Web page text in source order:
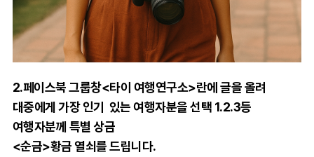
2.페이스북 그룹창<타이 여행연구소>란에 글을 올려
대중에게 가장 인기 있는 여행자분을 선택 1.2.3등
여행자분께 특별 상금
<순금>황금 열쇠를 드립니다.